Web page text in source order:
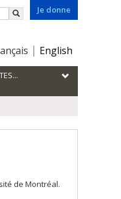
Je donne
English
Rechercher
de Montréal.